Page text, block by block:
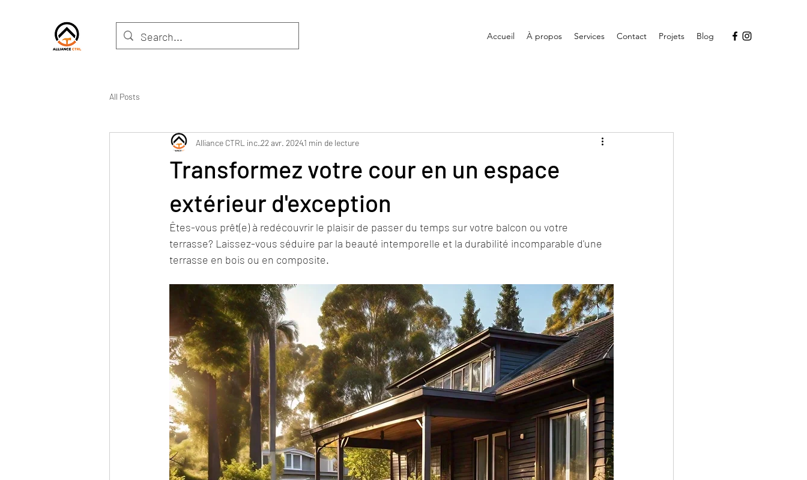
Accueil À propos Services Contact Projets Blog
All Posts
Transformez votre cour en un espace
extérieur d'exception
Alliance CTRL inc. 22 avr. 20241 min de lecture
Êtes-vous prêt(e) à redécouvrir le plaisir de passer du temps sur votre balcon ou votre
terrasse? Laissez-vous séduire par la beauté intemporelle et la durabilité incomparable d'une
terrasse en bois ou en composite.